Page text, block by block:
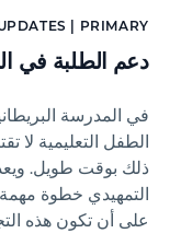
| PRIMARY
دعم الطلبة في
الطفل التعليمية لا
ذلك بوقت طويل.
التمهيدي خطوة
على أن تكون هذه